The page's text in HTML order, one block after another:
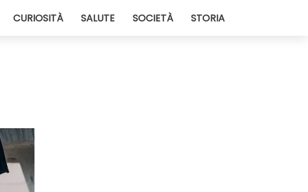
CURIOSITÀ SALUTE SOCIETÀ STORIA